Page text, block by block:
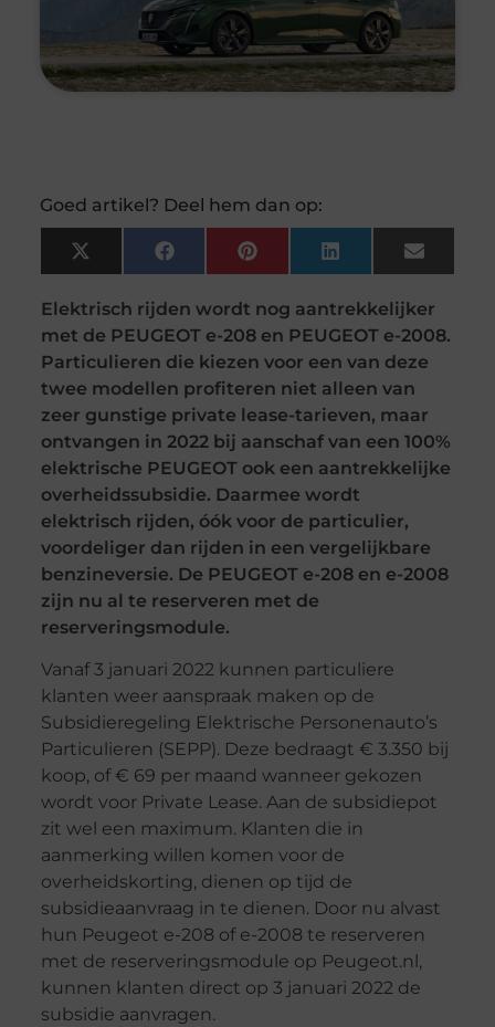
Goed artikel? Deel hem dan op:
X
(Twitter)
FacebookPinterestLinkedInEmail
Elektrisch rijden wordt nog aantrekkelijker
met de PEUGEOT e-208 en PEUGEOT e-2008.
Particulieren die kiezen voor een van deze
twee modellen profiteren niet alleen van
zeer gunstige private lease-tarieven, maar
ontvangen in 2022 bij aanschaf van een 100%
elektrische PEUGEOT ook een aantrekkelijke
overheidssubsidie. Daarmee wordt
elektrisch rijden, óók voor de particulier,
voordeliger dan rijden in een vergelijkbare
benzineversie. De PEUGEOT e-208 en e-2008
zijn nu al te reserveren met de
reserveringsmodule.
Vanaf 3 januari 2022 kunnen particuliere
klanten weer aanspraak maken op de
Subsidieregeling Elektrische Personenauto’s
Particulieren (SEPP). Deze bedraagt € 3.350 bij
koop, of € 69 per maand wanneer gekozen
wordt voor Private Lease. Aan de subsidiepot
zit wel een maximum. Klanten die in
aanmerking willen komen voor de
overheidskorting, dienen op tijd de
subsidieaanvraag in te dienen. Door nu alvast
hun Peugeot e-208 of e-2008 te reserveren
met de reserveringsmodule op Peugeot.nl,
kunnen klanten direct op 3 januari 2022 de
subsidie aanvragen.